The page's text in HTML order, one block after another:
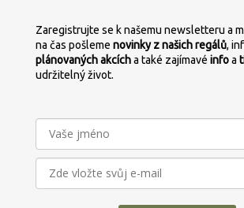
v
k
y
p
s
Zaregistrujte se k našemu newsletteru a
na čas pošleme novinky z našich regálů,
plánovanýchakcícha také zajímavé infoa
udržitelný život.